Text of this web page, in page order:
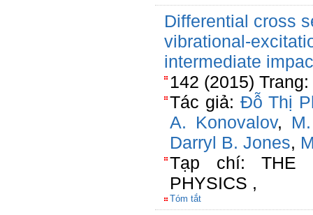
Differential cross
vibrational-
intermediate
142 (2015)
Tác giả: Đỗ Thị
A. Konovalov,
Darryl B. Jones,
Tạp chí: THE
PHYSICS ,
Tóm tắt